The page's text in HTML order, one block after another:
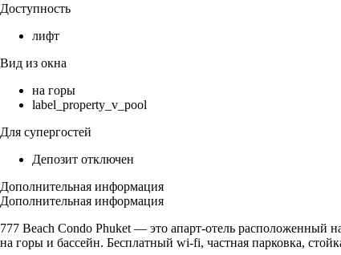
Доступность
лифт
Вид из окна
на горы
label_property_v_pool
Для супергостей
Депозит отключен
Дополнительная информация
Дополнительная информация
777 Beach Condo Phuket — это апарт-отель расположенный
на горы и бассейн. Бесплатный wi-fi, частная парковка,